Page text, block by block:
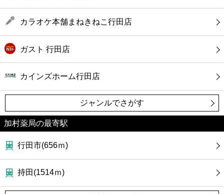
カラオケ本舗まねきねこ行田店
ガスト 行田店
カインズホーム行田店
ジャンルでさがす
加村薬局の最寄駅
行田市(656ｍ)
持田(1514ｍ)